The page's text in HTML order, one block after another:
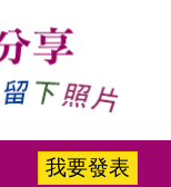
我要發表